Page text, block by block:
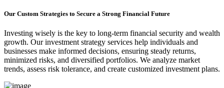
Our Custom Strategies to Secure a Strong Financial Future
Investing wisely is the key to long-term financial security and wealth
growth. Our investment strategy services help individuals and
businesses make informed decisions, ensuring steady returns,
minimized risks, and diversified portfolios. We analyze market
trends, assess risk tolerance, and create customized investment plans.